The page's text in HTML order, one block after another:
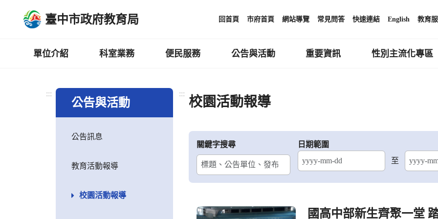
臺中市政府教育局 回首頁 市府首頁 網站導覽 常見問答 快速連結 English 教育
單位介紹 科室業務 便民服務 公告與活動 重要資訊 性別主流化專區
:::
公告與活動
公告訊息
教育活動報導
校園活動報導
:::
校園活動報導
關鍵字搜尋
日期範圍
至
結束日期
國高中部新生齊聚一堂